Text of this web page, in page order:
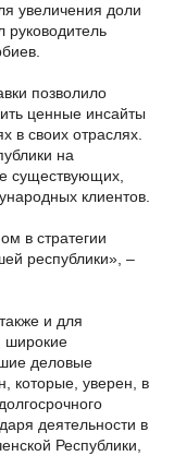
увеличения доли
позволило
ценные инсайты
в своих отраслях.
на
существующих,
клиентов.
в стратегии
республики», –
и для
широкие
деловые
которые, уверен, в
деятельности в
Республики,